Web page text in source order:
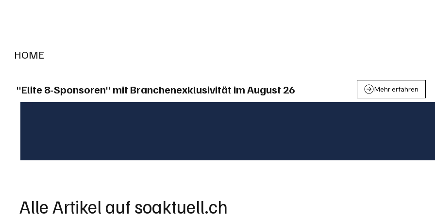
HOME
"Elite 8-Sponsoren" mit Branchenexklusivität im August 26 Mehr erfahren
Alle Artikel auf soaktuell.ch